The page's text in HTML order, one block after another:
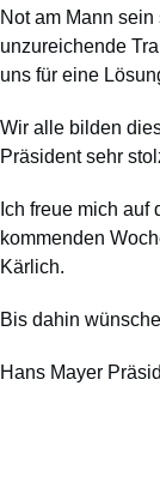
Not am Mann
unzureichende
uns für eine
Wir alle bilden
Präsident sehr
Ich freue mich
kommenden
Kärlich.
Bis dahin
Hans Mayer